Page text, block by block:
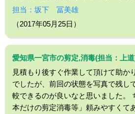
担当：坂下 冨美雄
（2017年05月25日）
愛知県一宮市の剪定,消毒(担当：上
見積もり後すぐ作業して頂けて助か
でしたが、前回の状態を写真で残し
較できるのが良いなと思いました。
本だけの剪定消毒等」頼みやすくて